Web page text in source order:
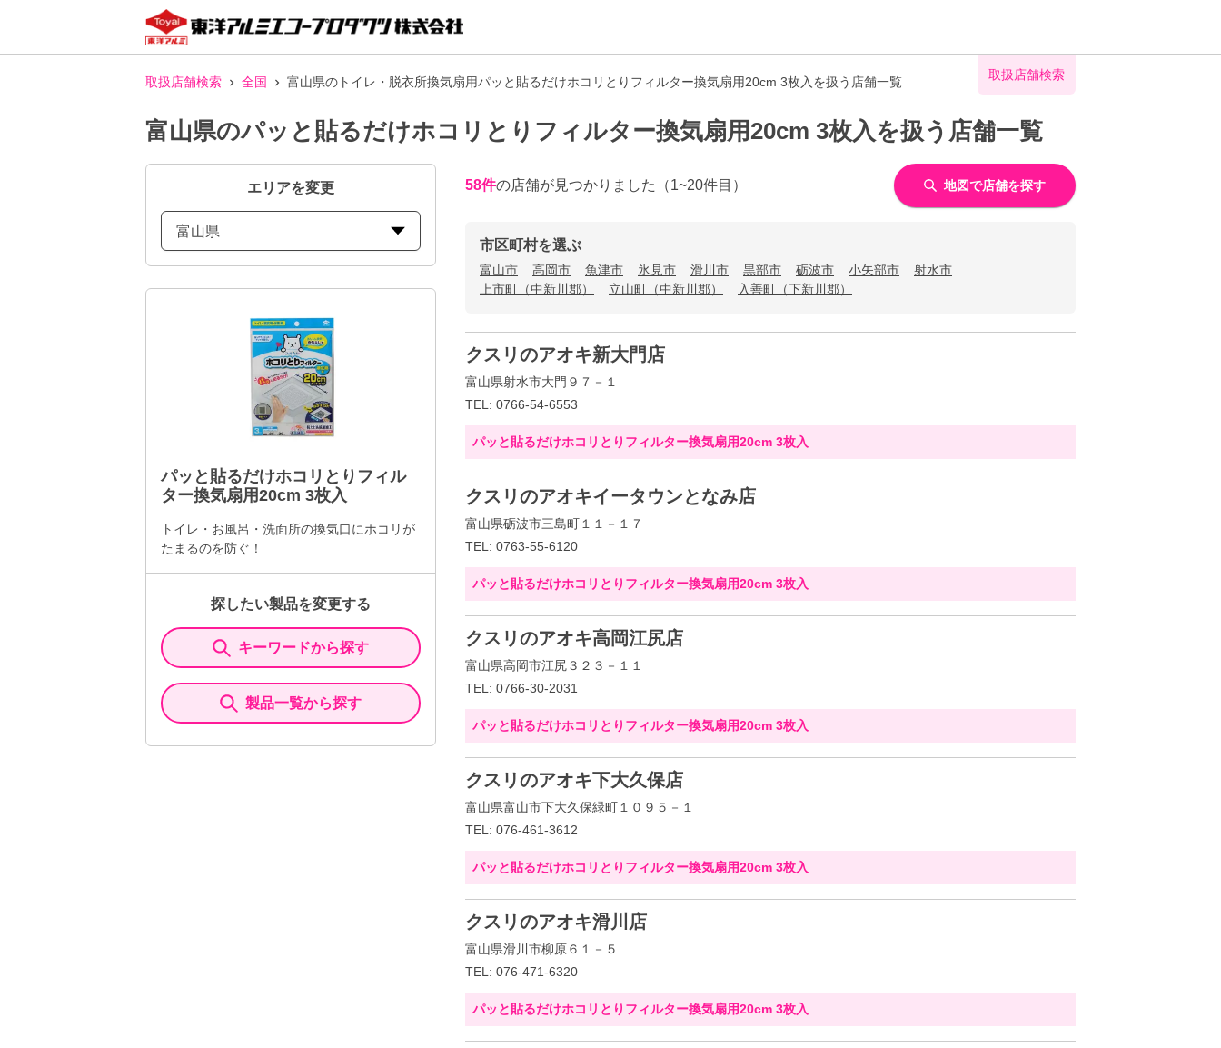
取扱店舗検索 全国 富山県のトイレ・脱衣所換気扇用パッと貼るだけホコリとりフィルター換気扇用20cm 3枚入を扱う店舗一覧 取扱店舗検索
富山県のパッと貼るだけホコリとりフィルター換気扇用20cm 3枚入を扱う店舗一覧
エリアを変更
富山県
パッと貼るだけホコリとりフィル
ター換気扇用20cm 3枚入
トイレ・お風呂・洗面所の換気口にホコリが
たまるのを防ぐ！
探したい製品を変更する
キーワードから探す
製品一覧から探す
58件の店舗が見つかりました （1~20件目） 地図で店舗を探す
市区町村を選ぶ
富山市 高岡市 魚津市 氷見市 滑川市 黒部市 砺波市 小矢部市
射水市
上市町（中新川郡）
立山町（中新川郡） 入善町（下新川郡）
クスリのアオキ新大門店
富山県射水市大門９７－１
TEL: 0766-54-6553
パッと貼るだけホコリとりフィルター換気扇用20cm 3枚入
クスリのアオキイータウンとなみ店
富山県砺波市三島町１１－１７
TEL: 0763-55-6120
パッと貼るだけホコリとりフィルター換気扇用20cm 3枚入
クスリのアオキ高岡江尻店
富山県高岡市江尻３２３－１１
TEL: 0766-30-2031
パッと貼るだけホコリとりフィルター換気扇用20cm 3枚入
クスリのアオキ下大久保店
富山県富山市下大久保緑町１０９５－１
TEL: 076-461-3612
パッと貼るだけホコリとりフィルター換気扇用20cm 3枚入
クスリのアオキ滑川店
富山県滑川市柳原６１－５
TEL: 076-471-6320
パッと貼るだけホコリとりフィルター換気扇用20cm 3枚入